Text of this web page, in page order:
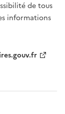
de tous
informations